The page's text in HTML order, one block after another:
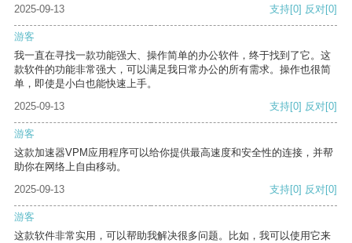
2025-09-13
支持[0] 反对[0]
游客
我一直在寻找一款功能强大、操作简单的办公软件，终于找到了它。这
款软件的功能非常强大，可以满足我日常办公的所有需求。操作也很简
单，即使是小白也能快速上手。
2025-09-13
支持[0] 反对[0]
游客
这款加速器VPM应用程序可以给你提供最高速度和安全性的连接，并帮
助你在网络上自由移动。
2025-09-13
支持[0] 反对[0]
游客
这款软件非常实用，可以帮助我解决很多问题。比如，我可以使用它来